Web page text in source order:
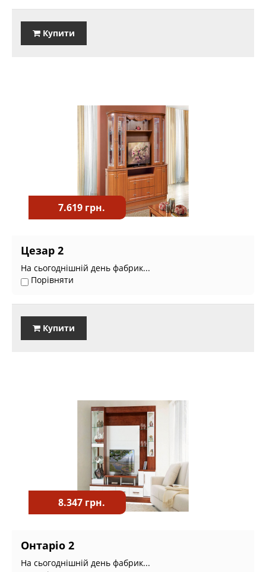
Купити
7.619 грн.
Цезар 2
На сьогоднішній день фабрик...
Порівняти
Купити
8.347 грн.
Онтаріо 2
На сьогоднішній день фабрик...